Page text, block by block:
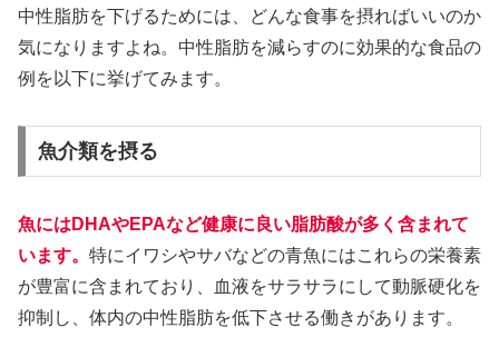
中性脂肪を下げるためには、どんな食事を摂ればいいのか
気になりますよね。中性脂肪を減らすのに効果的な食品の
例を以下に挙げてみます。
魚介類を摂る
魚にはDHAやEPAなど健康に良い脂肪酸が多く含まれて
います。 特にイワシやサバなどの青魚にはこれらの栄養素
が豊富に含まれており、血液をサラサラにして動脈硬化を
抑制し、体内の中性脂肪を低下させる働きがあります。